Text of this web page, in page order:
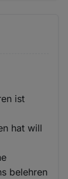
ist
hat will
belehren